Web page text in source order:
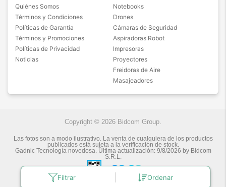
Filtrar Ordenar
Quiénes Somos
Términos y Condiciones
Políticas de Garantía
Términos y Promociones
Políticas de Privacidad
Noticias
Notebooks
Drones
Cámaras de Seguridad
Aspiradoras Robot
Impresoras
Proyectores
Freidoras de Aire
Masajeadores
Copyright © 2026 Bidcom Group.
Las fotos son a modo ilustrativo. La venta de cualquiera de los productos
publicados está sujeta a la verificación de stock.
Gadnic Tecnología novedosa. Última actualización: 9/8/2026 by Bidcom
S.R.L.